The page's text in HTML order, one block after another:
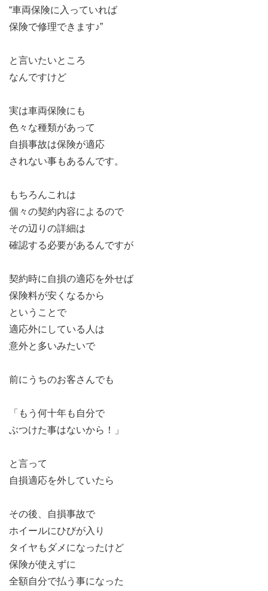
“車両保険に入っていれば
保険で修理できます♪”
と言いたいところ
なんですけど
実は車両保険にも
色々な種類があって
自損事故は保険が適応
されない事もあるんです。
もちろんこれは
個々の契約内容によるので
その辺りの詳細は
確認する必要があるんですが
契約時に自損の適応を外せば
保険料が安くなるから
ということで
適応外にしている人は
意外と多いみたいで
前にうちのお客さんでも
「もう何十年も自分で
ぶつけた事はないから！」
と言って
自損適応を外していたら
その後、自損事故で
ホイールにひびが入り
タイヤもダメになったけど
保険が使えずに
全額自分で払う事になった